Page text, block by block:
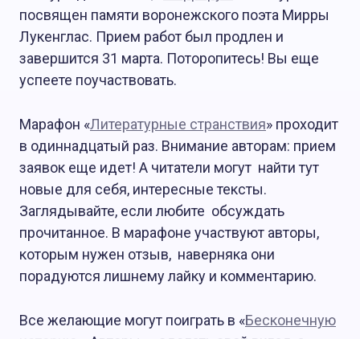
посвящен памяти воронежского поэта Мирры
Лукенглас. Прием работ был продлен и
завершится 31 марта. Поторопитесь! Вы еще
успеете поучаствовать.
Марафон «Литературные странствия» проходит
в одиннадцатый раз. Внимание авторам: прием
заявок еще идет! А читатели могут найти тут
новые для себя, интересные тексты.
Заглядывайте, если любите обсуждать
прочитанное. В марафоне участвуют авторы,
которым нужен отзыв, наверняка они
порадуются лишнему лайку и комментарию.
Все желающие могут поиграть в «Бесконечную